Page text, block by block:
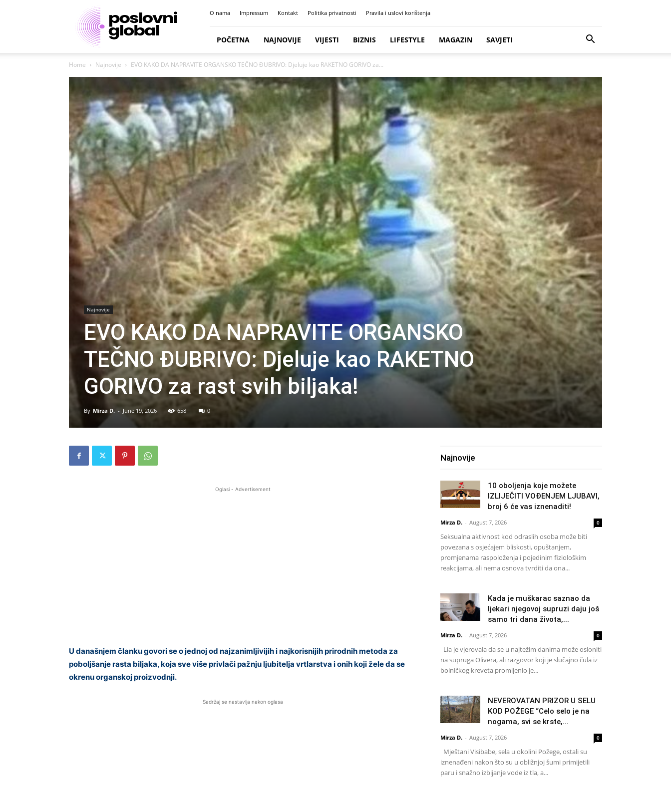
Poslovni
portal
O nama Impressum Kontakt Politika privatnosti Pravila i uslovi korištenja
POČETNA NAJNOVIJE VIJESTI BIZNIS LIFESTYLE MAGAZIN SAVJETI
Home Najnovije EVO KAKO DA NAPRAVITE ORGANSKO TEČNO ĐUBRIVO: Djeluje kao RAKETNO GORIVO za...
Najnovije
EVO KAKO DA NAPRAVITE ORGANSKO
TEČNO ĐUBRIVO: Djeluje kao RAKETNO
GORIVO za rast svih biljaka!
By Mirza D. - June 19, 2026 658 0
Oglasi - Advertisement
U današnjem članku govori se o jednoj od najzanimljivijih i najkorisnijih prirodnih metoda za
poboljšanje rasta biljaka, koja sve više privlači pažnju ljubitelja vrtlarstva i onih koji žele da se
okrenu organskoj proizvodnji.
Sadržaj se nastavlja nakon oglasa
Najnovije
10 oboljenja koje možete
IZLIJEČITI VOĐENJEM LJUBAVI,
broj 6 će vas iznenaditi!
Mirza D. - August 7, 2026 0
Seksualna aktivnost kod odraslih osoba može biti
povezana s osjećajem bliskosti, opuštanjem,
promjenama raspoloženja i pojedinim fiziološkim
reakcijama, ali nema osnova tvrditi da ona...
Kada je muškarac saznao da
ljekari njegovoj supruzi daju još
samo tri dana života,...
Mirza D. - August 7, 2026 0
Lia je vjerovala da se u najtežim danima može osloniti
na supruga Olivera, ali razgovor koji je slučajno čula iz
bolničkog kreveta promijenio je...
NEVEROVATAN PRIZOR U SELU
KOD POŽEGE “Celo selo je na
nogama, svi se krste,...
Mirza D. - August 7, 2026 0
Mještani Visibabe, sela u okolini Požege, ostali su
iznenađeni nakon što su u obližnjoj šumi primijetili
paru i snažno izbijanje vode iz tla, a...